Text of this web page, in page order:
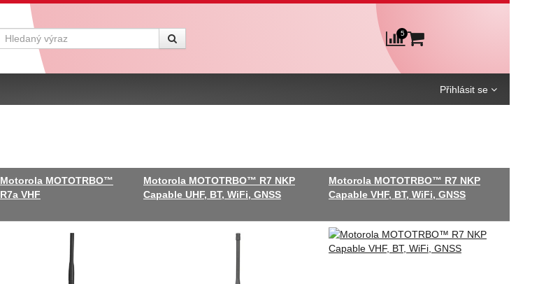
Motorola MOTOTRBO™
R7a VHF
Motorola MOTOTRBO™ R7 NKP
Capable UHF, BT, WiFi, GNSS
Motorola MOTOTRBO™ R7 NKP
Capable VHF, BT, WiFi, GNSS
Přihlásit se
Vyhledávání 5